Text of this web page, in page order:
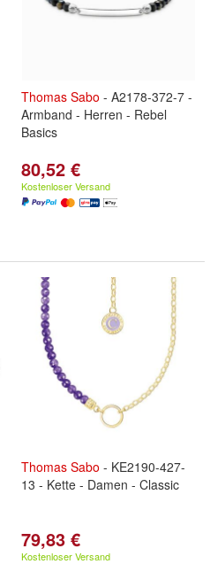
Thomas Sabo - A2178-372-7 -
Armband - Herren - Rebel
Basics
80,52 €
Kostenloser Versand
Thomas Sabo - KE2190-427-
13 - Kette - Damen - Classic
79,83 €
Kostenloser Versand